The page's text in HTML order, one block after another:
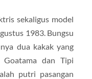
sekaligus model
1983. Bungsu
dua kakak yang
Goatama dan Tipi
putri pasangan